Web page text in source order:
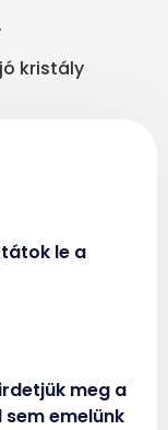
kristály
le a
meg a
emelünk